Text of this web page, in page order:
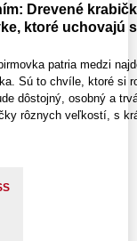
Drevené
ktoré uchovajú
patria medzi
Sú to chvíle, ktoré si
dôstojný, osobný a
rôznych veľkostí, s